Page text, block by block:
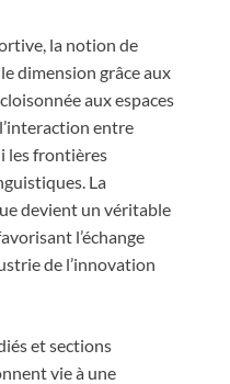
la notion de
dimension grâce aux
aux espaces
entre
les frontières
La
devient un véritable
l’échange
de l’innovation
et sections
vie à une